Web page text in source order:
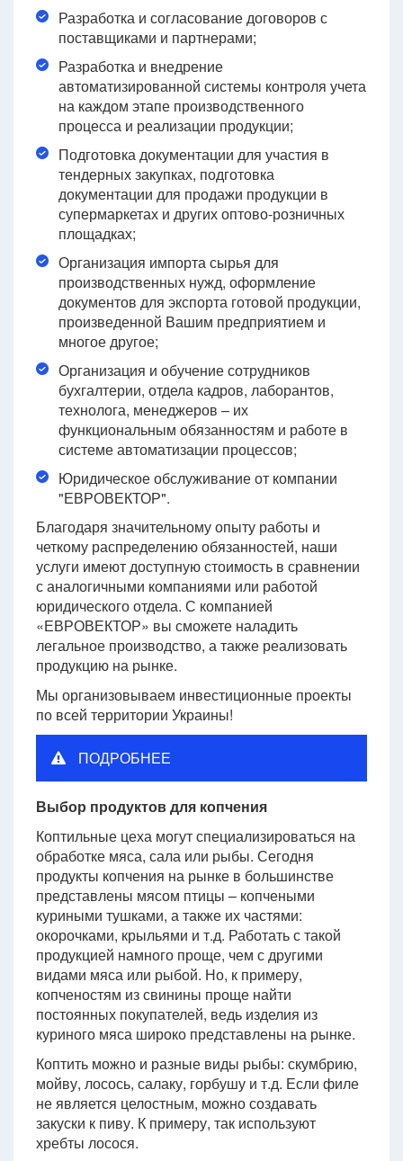
Разработка и согласование договоров с
поставщиками и партнерами;
Разработка и внедрение
автоматизированной системы контроля учета
на каждом этапе производственного
процесса и реализации продукции;
Подготовка документации для участия в
тендерных закупках, подготовка
документации для продажи продукции в
супермаркетах и других оптово-розничных
площадках;
Организация импорта сырья для
производственных нужд, оформление
документов для экспорта готовой продукции,
произведенной Вашим предприятием и
многое другое;
Организация и обучение сотрудников
бухгалтерии, отдела кадров, лаборантов,
технолога, менеджеров – их
функциональным обязанностям и работе в
системе автоматизации процессов;
Юридическое обслуживание от компании
"ЕВРОВЕКТОР".
Благодаря значительному опыту работы и
четкому распределению обязанностей, наши
услуги имеют доступную стоимость в сравнении
с аналогичными компаниями или работой
юридического отдела. С компанией
«ЕВРОВЕКТОР» вы сможете наладить
легальное производство, а также реализовать
продукцию на рынке.
Мы организовываем инвестиционные проекты
по всей территории Украины!
ПОДРОБНЕЕ
Выбор продуктов для копчения
Коптильные цеха могут специализироваться на
обработке мяса, сала или рыбы. Сегодня
продукты копчения на рынке в большинстве
представлены мясом птицы – копчеными
куриными тушками, а также их частями:
окорочками, крыльями и т.д. Работать с такой
продукцией намного проще, чем с другими
видами мяса или рыбой. Но, к примеру,
копченостям из свинины проще найти
постоянных покупателей, ведь изделия из
куриного мяса широко представлены на рынке.
Коптить можно и разные виды рыбы: скумбрию,
мойву, лосось, салаку, горбушу и т.д. Если филе
не является целостным, можно создавать
закуски к пиву. К примеру, так используют
хребты лосося.